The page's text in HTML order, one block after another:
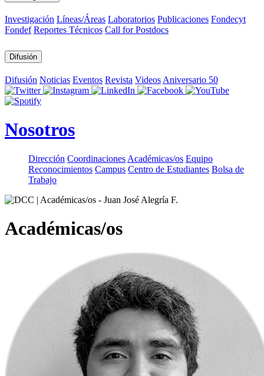
Investigación Líneas/Áreas Laboratorios Publicaciones Fondecyt
Fondef Reportes Técnicos Call for Postdocs
Difusión
Difusión Noticias Eventos Revista Videos Aniversario 50
Nosotros
Dirección Coordinaciones Académicas/os Equipo
Reconocimientos Campus Centro de Estudiantes Bolsa de
Trabajo
Académicas/os